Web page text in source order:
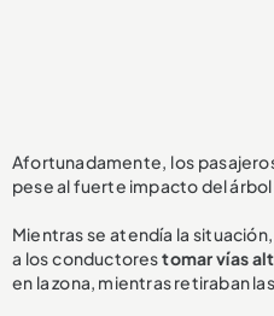
Afortunadamente, los
pese al fuerte impacto del árbol
Mientras se atendía la
a los conductorestomar vías
en la zona, mientras retiraban